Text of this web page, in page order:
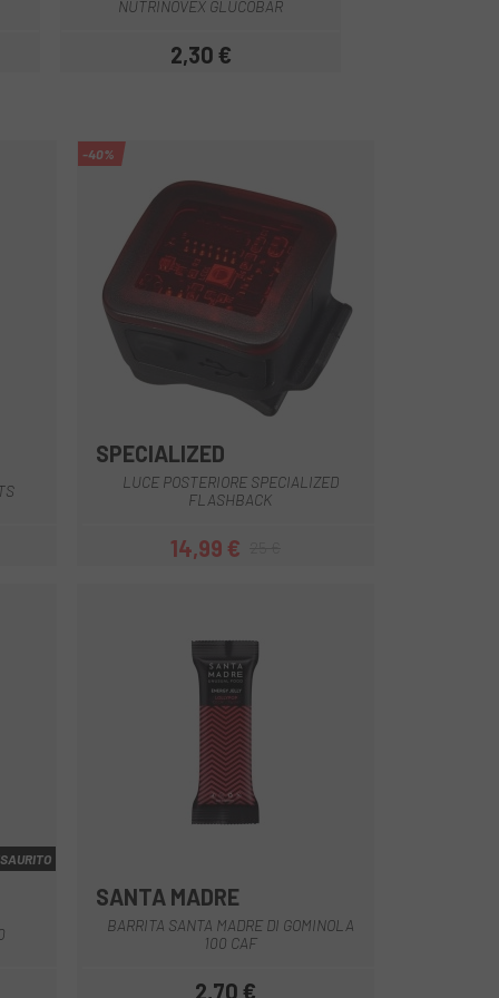
NUTRINOVEX GLUCOBAR
Prezzo
2,30 €
Nero
-40%
SPECIALIZED
LUCE POSTERIORE SPECIALIZED
FLASHBACK
Prezzo
14,99 €Prezzo base
Multiplo
SANTA MADRE
BARRITA SANTA MADRE DI GOMINOLA
100 CAF
2,70 €